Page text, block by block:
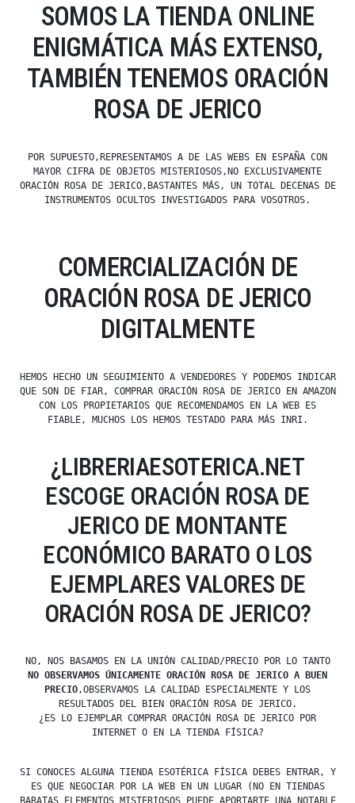
SOMOS LA TIENDA ONLINE
ENIGMÁTICA MÁS EXTENSO,
TAMBIÉN TENEMOS ORACIÓN
ROSA DE JERICO
POR SUPUESTO,REPRESENTAMOS A DE LAS WEBS EN ESPAÑA CON
MAYOR CIFRA DE OBJETOS MISTERIOSOS,NO EXCLUSIVAMENTE
ORACIÓN ROSA DE JERICO,BASTANTES MÁS, UN TOTAL DECENAS DE
INSTRUMENTOS OCULTOS INVESTIGADOS PARA VOSOTROS.
COMERCIALIZACIÓN DE
ORACIÓN ROSA DE JERICO
DIGITALMENTE
HEMOS HECHO UN SEGUIMIENTO A VENDEDORES Y PODEMOS INDICAR
QUE SON DE FIAR, COMPRAR ORACIÓN ROSA DE JERICO EN AMAZON
CON LOS PROPIETARIOS QUE RECOMENDAMOS EN LA WEB ES
FIABLE, MUCHOS LOS HEMOS TESTADO PARA MÁS INRI.
¿LIBRERIAESOTERICA.NET
ESCOGE ORACIÓN ROSA DE
JERICO DE MONTANTE
ECONÓMICO BARATO O LOS
EJEMPLARES VALORES DE
ORACIÓN ROSA DE JERICO?
NO, NOS BASAMOS EN LA UNIÓN CALIDAD/PRECIO POR LO TANTO
NO OBSERVAMOS ÚNICAMENTE ORACIÓN ROSA DE JERICO A BUEN
PRECIO,OBSERVAMOS LA CALIDAD ESPECIALMENTE Y LOS
RESULTADOS DEL BIEN ORACIÓN ROSA DE JERICO.
¿ES LO EJEMPLAR COMPRAR ORACIÓN ROSA DE JERICO POR
INTERNET O EN LA TIENDA FÍSICA?
SI CONOCES ALGUNA TIENDA ESOTÉRICA FÍSICA DEBES ENTRAR, Y
ES QUE NEGOCIAR POR LA WEB EN UN LUGAR (NO EN TIENDAS
BARATAS ELEMENTOS MISTERIOSOS PUEDE APORTARTE UNA NOTABLE